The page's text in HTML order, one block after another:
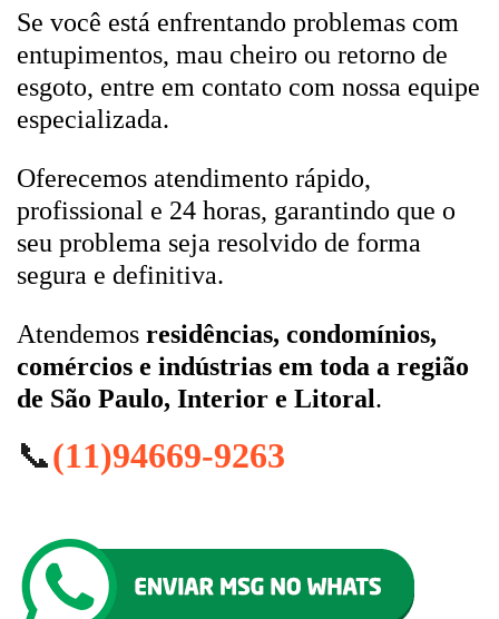
Se você está enfrentando problemas com
entupimentos, mau cheiro ou retorno de
esgoto, entre em contato com nossa equipe
especializada.
Oferecemos atendimento rápido,
profissional e 24 horas, garantindo que o
seu problema seja resolvido de forma
segura e definitiva.
Atendemos residências, condomínios,
comércios e indústrias em toda a região
de São Paulo, Interior e Litoral.
📞(11)94669-9263